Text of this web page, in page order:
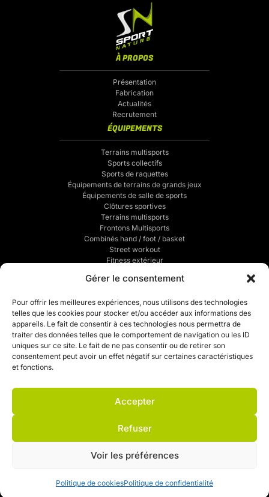
Gérer le consentement
Pour offrir les meilleures expériences, nous utilisons des technologies
telles que les cookies pour stocker et/ou accéder aux informations des
appareils. Le fait de consentir à ces technologies nous permettra de
traiter des données telles que le comportement de navigation ou les ID
uniques sur ce site. Le fait de ne pas consentir ou de retirer son
consentement peut avoir un effet négatif sur certaines caractéristiques
et fonctions.
Accepter
Refuser
Voir les préférences
Politique de cookiesPolitique de confidentialité
À PROPOS
Présentation
Fabrication
Actualités
Recrutement
ÉQUIPEMENTS
Terrains multisports
Sports collectifs
Sports de raquettes
Équipements de terrains de grands jeux
Équipements de salle de sports
Clôtures sportives
Terrains multisports
Frontons Multisports
Combinés hand / foot / basket
Street workout
Fitness extérieur
Traçage de terrains de sports
Mentions légales
Politique de confidentialité
CGV
Mon compte
Mon devis